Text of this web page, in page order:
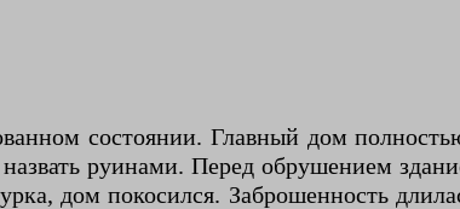
состоянии. Главный дом
руинами. Перед обрушением
дом покосился. Заброшенность